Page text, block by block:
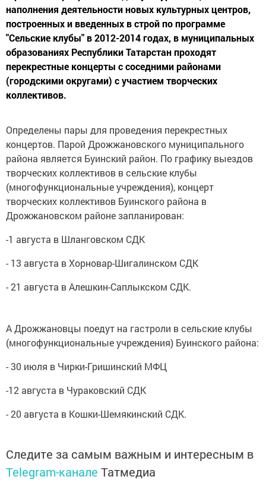
наполнения деятельности новых культурных центров,
построенных и введенных в строй по программе
"Сельские клубы" в 2012-2014 годах, в муниципальных
образованиях Республики Татарстан проходят
перекрестные концерты с соседними районами
(городскими округами) с участием творческих
коллективов.
Определены пары для проведения перекрестных
концертов. Парой Дрожжановского муниципального
района является Буинский район. По графику выездов
творческих коллективов в сельские клубы
(многофункциональные учреждения), концерт
творческих коллективов Буинского района в
Дрожжановском районе запланирован:
-1 августа в Шланговском СДК
- 13 августа в Хорновар-Шигалинском СДК
- 21 августа в Алешкин-Саплыкском СДК.
А Дрожжановцы поедут на гастроли в сельские клубы
(многофункциональные учреждения) Буинского района:
- 30 июля в Чирки-Гришинский МФЦ
-12 августа в Чураковский СДК
- 20 августа в Кошки-Шемякинский СДК.
Следите за самым важным и интересным в
Telegram-канале Татмедиа